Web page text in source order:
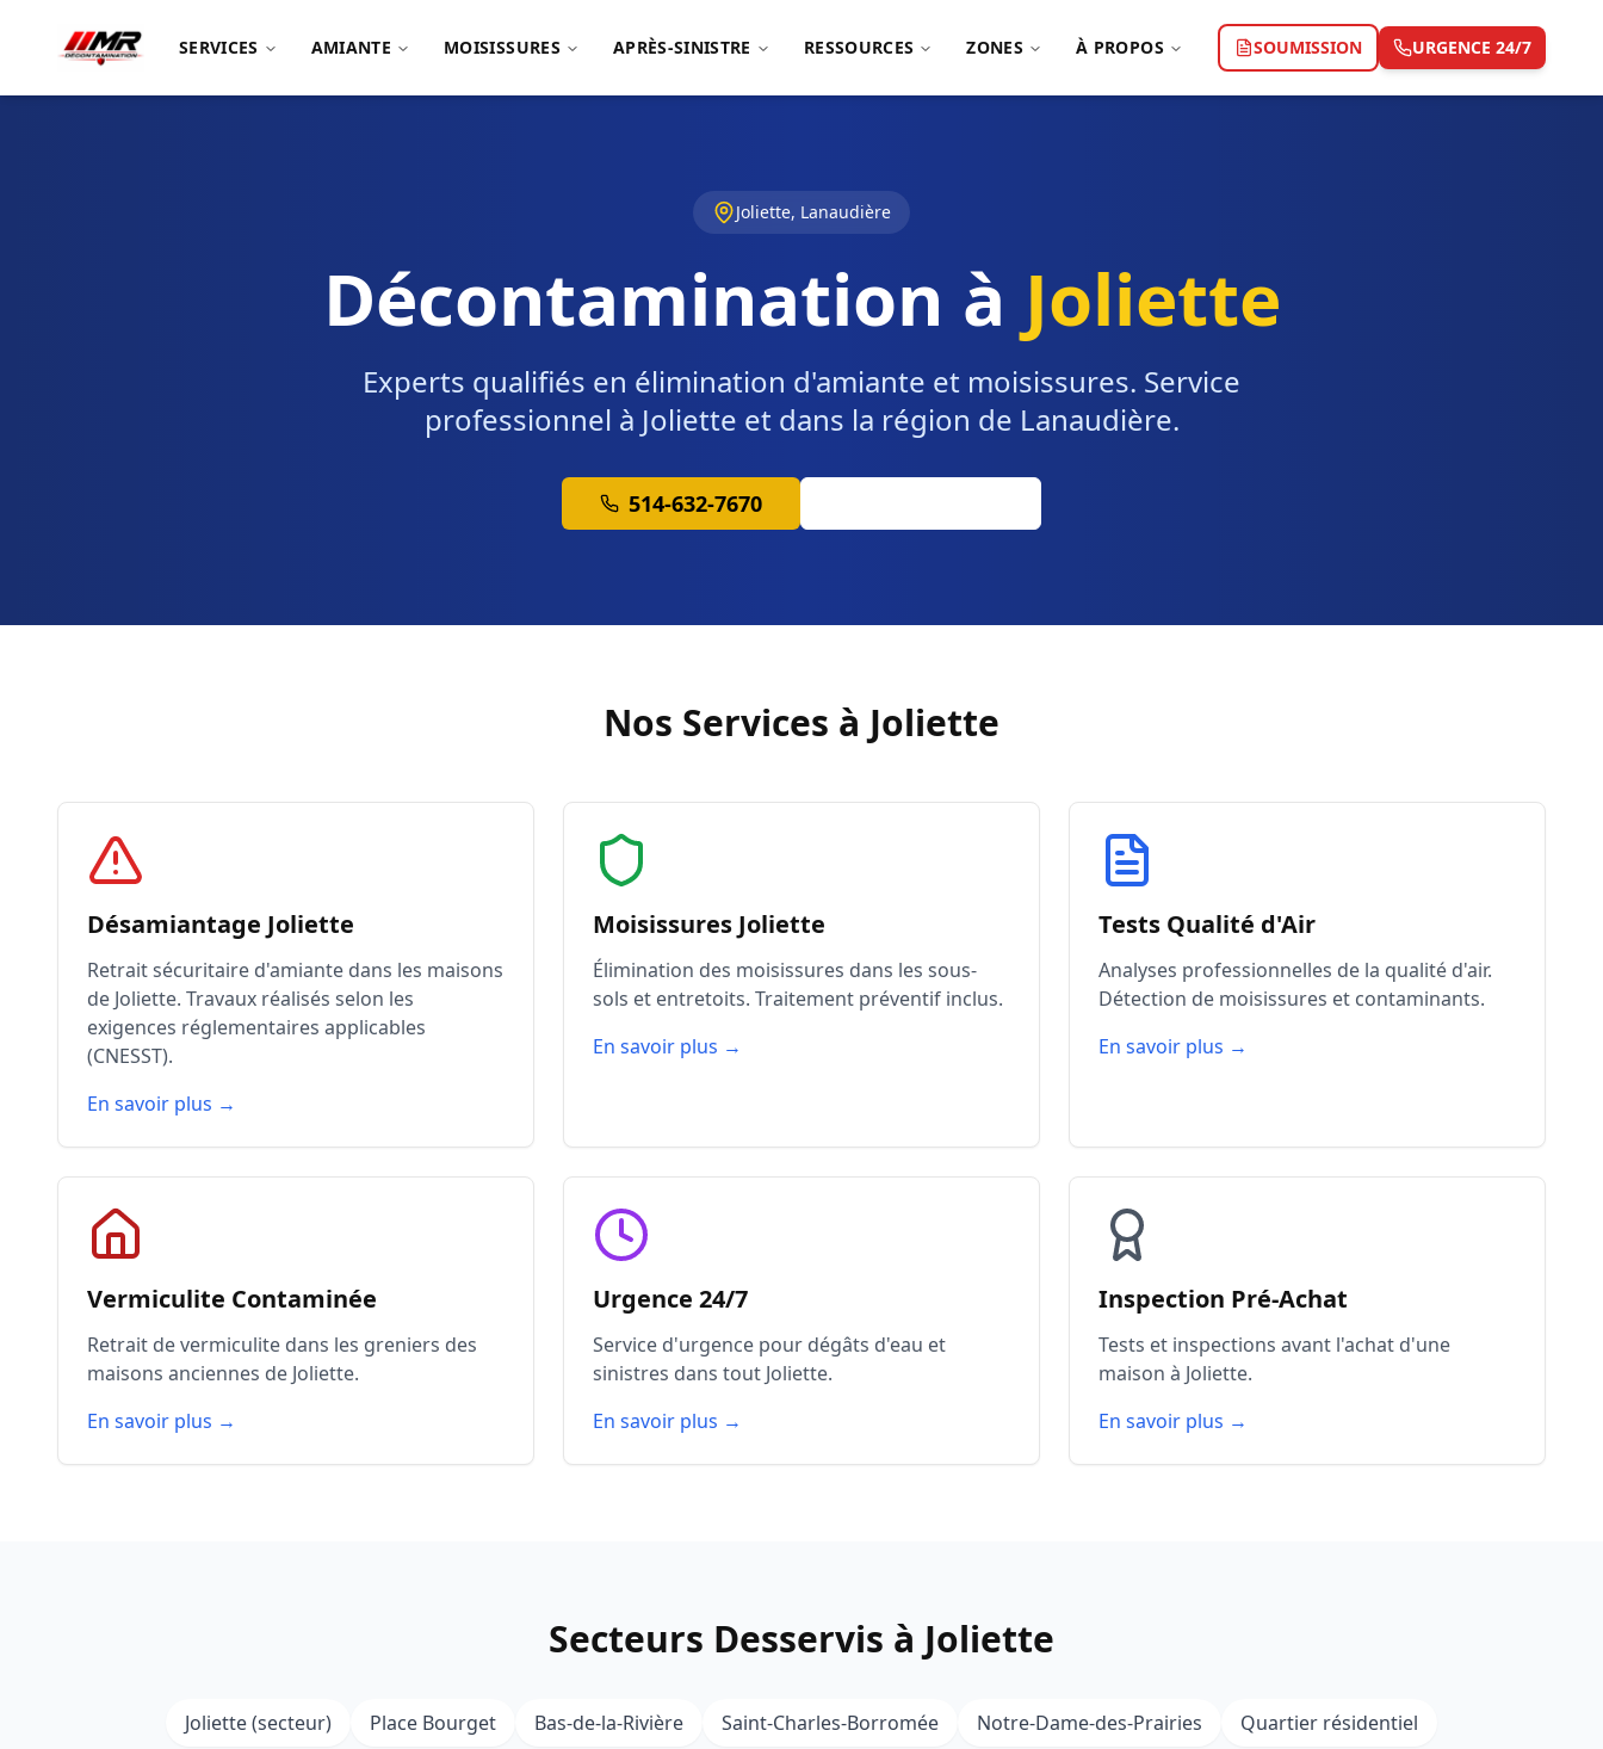
SERVICES AMIANTE MOISISSURES APRÈS-SINISTRE RESSOURCES ZONES À PROPOS SOUMISSION URGENCE 24/7
Joliette, Lanaudière
Décontamination à Joliette
Experts qualifiés en élimination d'amiante et moisissures. Service
professionnel à Joliette et dans la région de Lanaudière.
514-632-7670
Nos Services à Joliette
Désamiantage Joliette
Retrait sécuritaire d'amiante dans les maisons
de Joliette. Travaux réalisés selon les
exigences réglementaires applicables
(CNESST).
En savoir plus →
Moisissures Joliette
Élimination des moisissures dans les sous-
sols et entretoits. Traitement préventif inclus.
En savoir plus →
Tests Qualité d'Air
Analyses professionnelles de la qualité d'air.
Détection de moisissures et contaminants.
En savoir plus →
Vermiculite Contaminée
Retrait de vermiculite dans les greniers des
maisons anciennes de Joliette.
En savoir plus →
Urgence 24/7
Service d'urgence pour dégâts d'eau et
sinistres dans tout Joliette.
En savoir plus →
Inspection Pré-Achat
Tests et inspections avant l'achat d'une
maison à Joliette.
En savoir plus →
Secteurs Desservis à Joliette
Joliette (secteur) Place Bourget Bas-de-la-Rivière Saint-Charles-Borromée Notre-Dame-des-Prairies Quartier résidentiel